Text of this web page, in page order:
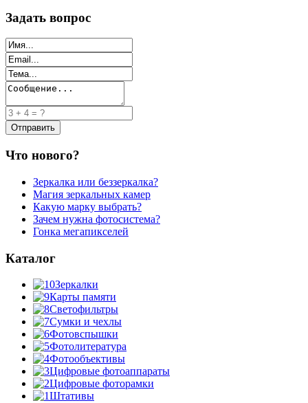
Задать вопрос
Что нового?
Зеркалка или беззеркалка?
Магия зеркальных камер
Какую марку выбрать?
Зачем нужна фотосистема?
Гонка мегапикселей
Каталог
Зеркалки
Карты памяти
Светофильтры
Сумки и чехлы
Фотовспышки
Фотолитература
Фотообъективы
Цифровые фотоаппараты
Цифровые фоторамки
Штативы